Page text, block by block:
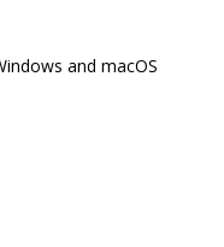
and macOS